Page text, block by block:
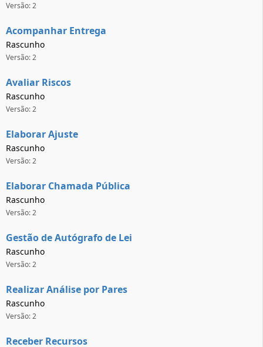
Versão: 2
Acompanhar Entrega
Rascunho
Versão: 2
Avaliar Riscos
Rascunho
Versão: 2
Elaborar Ajuste
Rascunho
Versão: 2
Elaborar Chamada Pública
Rascunho
Versão: 2
Gestão de Autógrafo de Lei
Rascunho
Versão: 2
Realizar Análise por Pares
Rascunho
Versão: 2
Receber Recursos